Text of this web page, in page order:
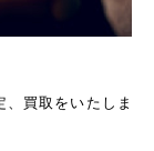
買取をいたしま